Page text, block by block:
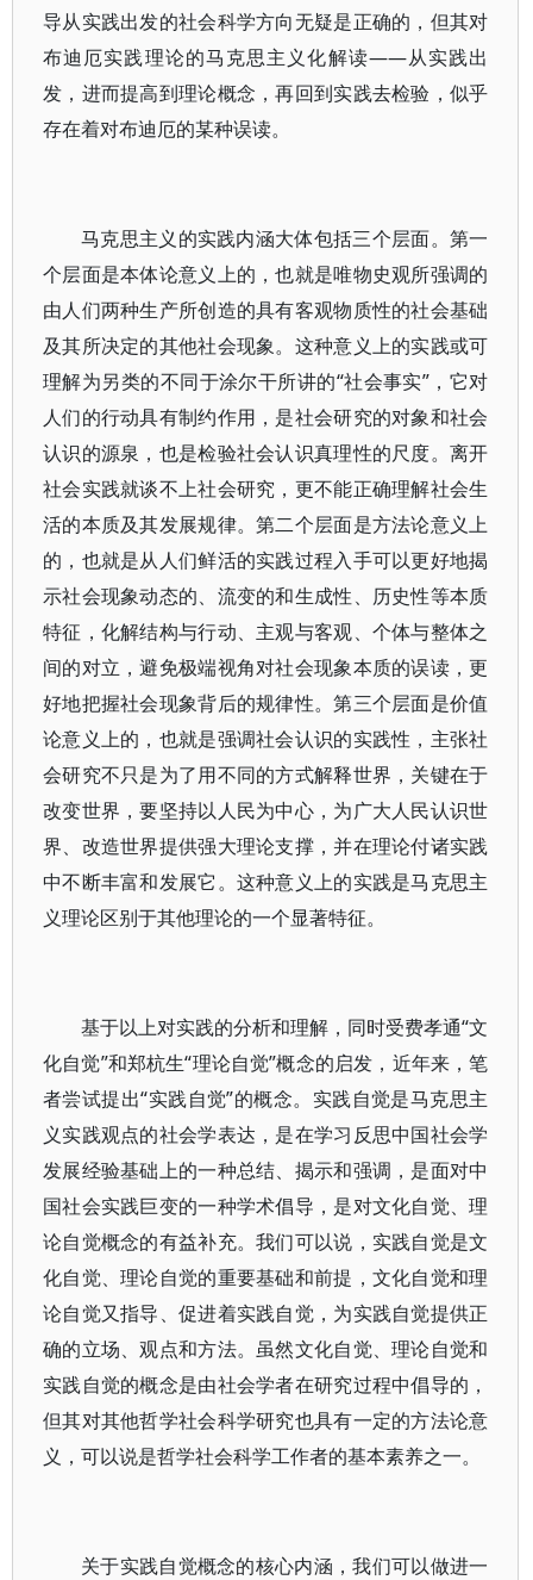
导从实践出发的社会科学方向无疑是正确的，但其对
布迪厄实践理论的马克思主义化解读——从实践出
发，进而提高到理论概念，再回到实践去检验，似乎
存在着对布迪厄的某种误读。
马克思主义的实践内涵大体包括三个层面。第一
个层面是本体论意义上的，也就是唯物史观所强调的
由人们两种生产所创造的具有客观物质性的社会基础
及其所决定的其他社会现象。这种意义上的实践或可
理解为另类的不同于涂尔干所讲的“社会事实”，它对
人们的行动具有制约作用，是社会研究的对象和社会
认识的源泉，也是检验社会认识真理性的尺度。离开
社会实践就谈不上社会研究，更不能正确理解社会生
活的本质及其发展规律。第二个层面是方法论意义上
的，也就是从人们鲜活的实践过程入手可以更好地揭
示社会现象动态的、流变的和生成性、历史性等本质
特征，化解结构与行动、主观与客观、个体与整体之
间的对立，避免极端视角对社会现象本质的误读，更
好地把握社会现象背后的规律性。第三个层面是价值
论意义上的，也就是强调社会认识的实践性，主张社
会研究不只是为了用不同的方式解释世界，关键在于
改变世界，要坚持以人民为中心，为广大人民认识世
界、改造世界提供强大理论支撑，并在理论付诸实践
中不断丰富和发展它。这种意义上的实践是马克思主
义理论区别于其他理论的一个显著特征。
基于以上对实践的分析和理解，同时受费孝通“文
化自觉”和郑杭生“理论自觉”概念的启发，近年来，笔
者尝试提出“实践自觉”的概念。实践自觉是马克思主
义实践观点的社会学表达，是在学习反思中国社会学
发展经验基础上的一种总结、揭示和强调，是面对中
国社会实践巨变的一种学术倡导，是对文化自觉、理
论自觉概念的有益补充。我们可以说，实践自觉是文
化自觉、理论自觉的重要基础和前提，文化自觉和理
论自觉又指导、促进着实践自觉，为实践自觉提供正
确的立场、观点和方法。虽然文化自觉、理论自觉和
实践自觉的概念是由社会学者在研究过程中倡导的，
但其对其他哲学社会科学研究也具有一定的方法论意
义，可以说是哲学社会科学工作者的基本素养之一。
关于实践自觉概念的核心内涵，我们可以做进一